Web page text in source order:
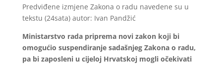
Predviđene izmjene Zakona o radu navedene su u
tekstu (24sata) autor: Ivan Pandžić
Ministarstvo rada priprema novi zakon koji bi
omogućio suspendiranje sadašnjeg Zakona o radu,
pa bi zaposleni u cijeloj Hrvatskoj mogli očekivati